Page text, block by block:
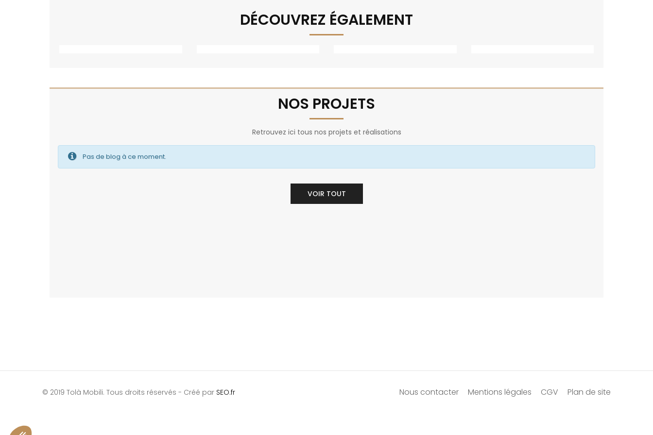
DÉCOUVREZ ÉGALEMENT
NOS PROJETS
Retrouvez ici tous nos projets et réalisations
Pas de blog à ce moment.
VOIR TOUT
© 2019 Tolà Mobili. Tous droits réservés - Créé par SEO.fr Nous contacter Mentions légales CGV Plan de site